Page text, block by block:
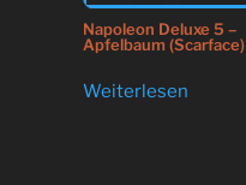
Napoleon Deluxe 5 –
Apfelbaum (Scarface)
Weiterlesen